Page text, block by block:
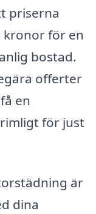
priserna
kronor för en
bostad.
offerter
en
för just
är
dina